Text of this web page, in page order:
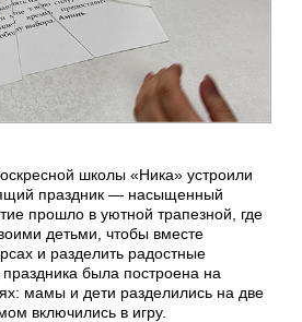
школы «Ника» устроили
праздник — насыщенный
прошло в уютной трапезной, где
детьми, чтобы вместе
и разделить радостные
была построена на
мамы и дети разделились на две
включились в игру.